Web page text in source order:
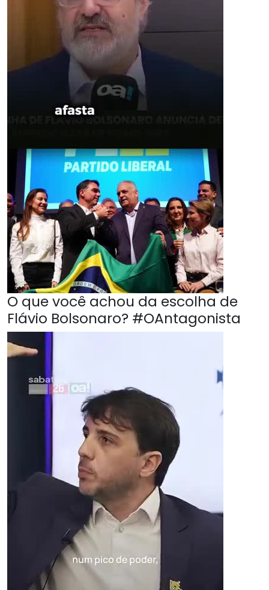
O que você achou da escolha de
Flávio Bolsonaro? #OAntagonista